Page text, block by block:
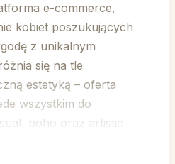
e-commerce,
kobiet poszukujących
z unikalnym
się na tle
estetyką – oferta
wszystkim do
boho oraz artistic